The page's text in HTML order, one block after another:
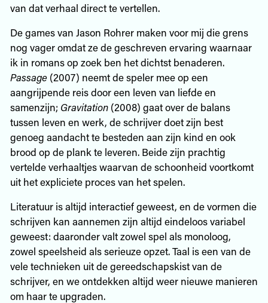
van dat verhaal direct te vertellen.
De games van Jason Rohrer maken voor mij die grens
nog vager omdat ze de geschreven ervaring waarnaar
ik in romans op zoek ben het dichtst benaderen.
Passage(2007) neemt de speler mee op een
aangrijpende reis door een leven van liefde en
samenzijn; Gravitation(2008) gaat over de balans
tussen leven en werk, de schrijver doet zijn best
genoeg aandacht te besteden aan zijn kind en ook
brood op de plank te leveren. Beide zijn prachtig
vertelde verhaaltjes waarvan de schoonheid voortkomt
uit het expliciete proces van het spelen.
Literatuur is altijd interactief geweest, en de vormen die
schrijven kan aannemen zijn altijd eindeloos variabel
geweest: daaronder valt zowel spel als monoloog,
zowel speelsheid als serieuze opzet. Taal is een van de
vele technieken uit de gereedschapskist van de
schrijver, en we ontdekken altijd weer nieuwe manieren
om haar te upgraden.